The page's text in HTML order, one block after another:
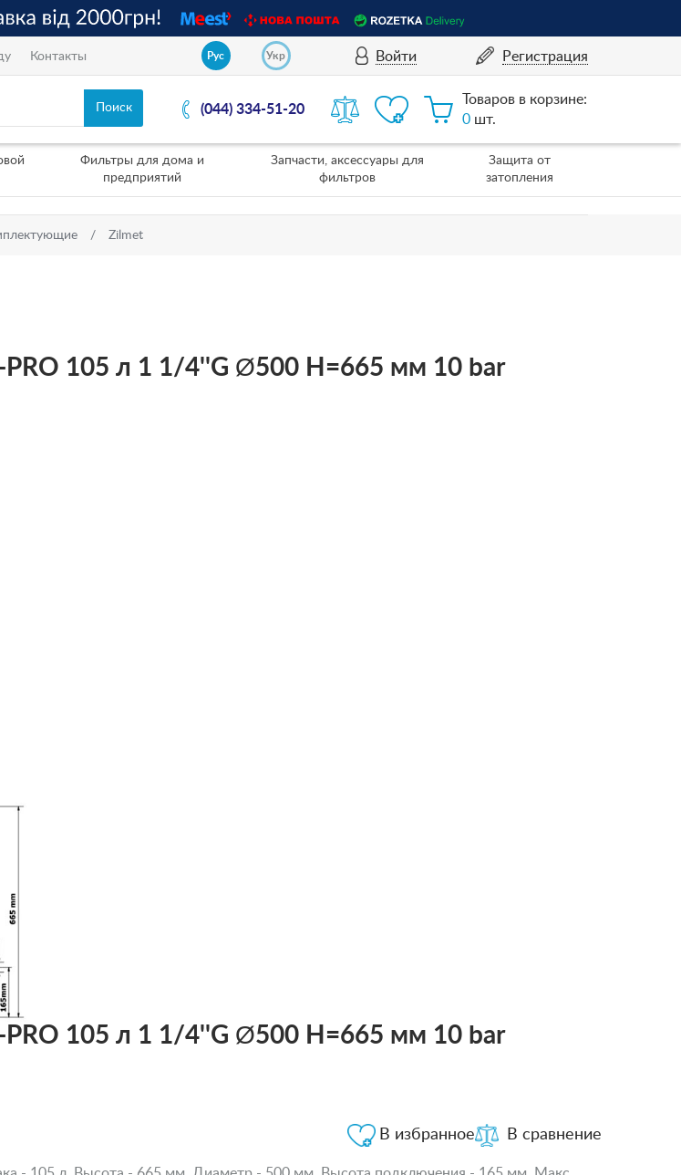
Контакты Рус Укр Войти Регистрация
(044) 334-51-20
Товаров в корзине:
0 шт.
Фильтры для дома и
предприятий
Запчасти, аксессуары для
фильтров
Защита от
затопления
Zilmet
105 л 1 1/4''G Ø500 H=665 мм 10 bar
105 л 1 1/4''G Ø500 H=665 мм 10 bar
В сравнение
В избранное